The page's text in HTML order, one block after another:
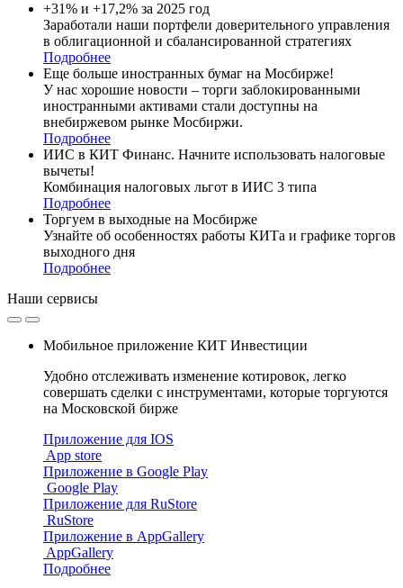
+31% и +17,2% за 2025 год
Заработали наши портфели доверительного управления
в облигационной и сбалансированной стратегиях
Подробнее
Еще больше иностранных бумаг на Мосбирже!
У нас хорошие новости – торги заблокированными
иностранными активами стали доступны на
внебиржевом рынке Мосбиржи.
Подробнее
ИИС в КИТ Финанс. Начните использовать налоговые
вычеты!
Комбинация налоговых льгот в ИИС 3 типа
Подробнее
Торгуем в выходные на Мосбирже
Узнайте об особенностях работы КИТа и графике торгов
выходного дня
Подробнее
Наши сервисы
Мобильное приложение КИТ Инвестиции
Удобно отслеживать изменение котировок, легко
совершать сделки с инструментами, которые торгуются
на Московской бирже
Приложение для IOS
App store
Приложение в Google Play
Google Play
Приложение для RuStore
RuStore
Приложение в AppGallery
AppGallery
Подробнее